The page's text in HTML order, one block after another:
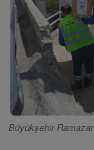
Büyükşehir